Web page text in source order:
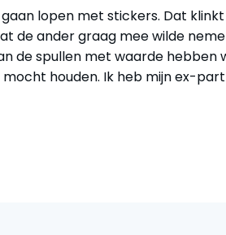
lopen met stickers. Dat
de ander graag mee wilde
de spullen met waarde hebben
houden. Ik heb mijn ex-